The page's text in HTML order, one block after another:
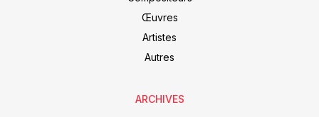
Œuvres
Artistes
Autres
ARCHIVES